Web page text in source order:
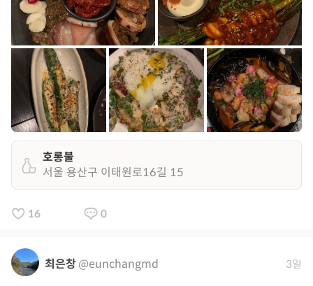
호롱불
서울 용산구 이태원로16길 15
16 0
최은창@eunchangmd 3일